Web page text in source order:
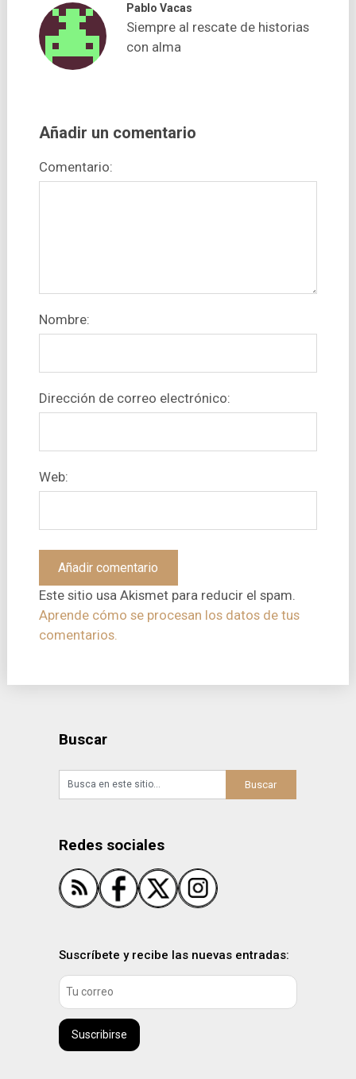
Pablo Vacas
Siempre al rescate de historias
con alma
Añadir un comentario
Comentario:
Nombre:
Dirección de correo electrónico:
Web:
Este sitio usa Akismet para reducir el spam.
Aprende cómo se procesan los datos de tus
comentarios.
Buscar
Redes sociales
Suscríbete y recibe las nuevas entradas:
Suscribirse